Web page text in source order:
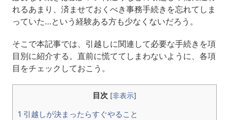
れるあまり、済ませておくべき事務手続きを忘れてしま
っていた…という経験ある方も少なくないだろう。
そこで本記事では、引越しに関連して必要な手続きを項
目別に紹介する。直前に慌ててしまわないように、各項
目をチェックしておこう。
目次 [非表示]
1 引越しが決まったらすぐやること